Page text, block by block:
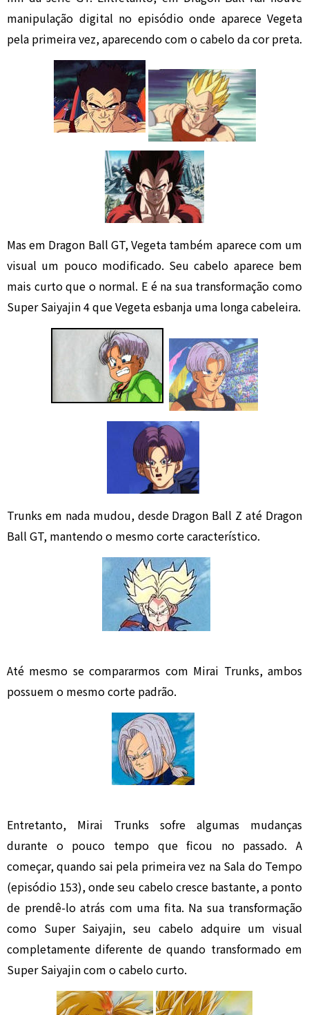
manipulação digital no episódio onde aparece Vegeta
pela primeira vez, aparecendo com o cabelo da cor preta.
Mas em Dragon Ball GT, Vegeta também aparece com um
visual um pouco modificado. Seu cabelo aparece bem
mais curto que o normal. E é na sua transformação como
Super Saiyajin 4 que Vegeta esbanja uma longa cabeleira.
Trunks em nada mudou, desde Dragon Ball Z até Dragon
Ball GT, mantendo o mesmo corte característico.
Até mesmo se compararmos com Mirai Trunks, ambos
possuem o mesmo corte padrão.
Entretanto, Mirai Trunks sofre algumas mudanças
durante o pouco tempo que ficou no passado. A
começar, quando sai pela primeira vez na Sala do Tempo
(episódio 153), onde seu cabelo cresce bastante, a ponto
de prendê-lo atrás com uma fita. Na sua transformação
como Super Saiyajin, seu cabelo adquire um visual
completamente diferente de quando transformado em
Super Saiyajin com o cabelo curto.